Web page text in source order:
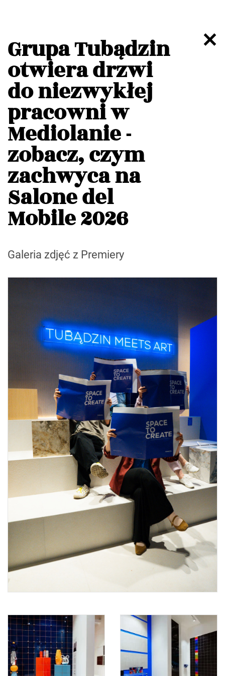
Grupa Tubądzin
otwiera drzwi
do niezwykłej
pracowni w
Mediolanie -
zobacz, czym
zachwyca na
Salone del
Mobile 2026
Galeria zdjęć z Premiery